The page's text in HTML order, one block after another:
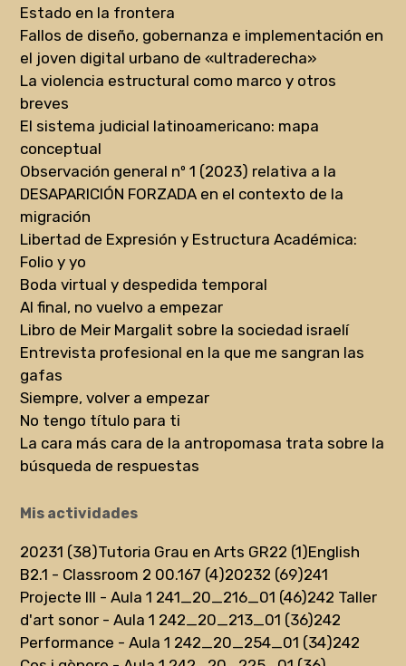
Estado en la frontera
Fallos de diseño, gobernanza e implementación en
el joven digital urbano de «ultraderecha»
La violencia estructural como marco y otros
breves
El sistema judicial latinoamericano: mapa
conceptual
Observación general nº 1 (2023) relativa a la
DESAPARICIÓN FORZADA en el contexto de la
migración
Libertad de Expresión y Estructura Académica:
Folio y yo
Boda virtual y despedida temporal
Al final, no vuelvo a empezar
Libro de Meir Margalit sobre la sociedad israelí
Entrevista profesional en la que me sangran las
gafas
Siempre, volver a empezar
No tengo título para ti
La cara más cara de la antropomasa trata sobre la
búsqueda de respuestas
Mis actividades
20231 (38)Tutoria Grau en Arts GR22 (1)English
B2.1 - Classroom 2 00.167 (4)20232 (69)241
Projecte III - Aula 1 241_20_216_01 (46)242 Taller
d'art sonor - Aula 1 242_20_213_01 (36)242
Performance - Aula 1 242_20_254_01 (34)242